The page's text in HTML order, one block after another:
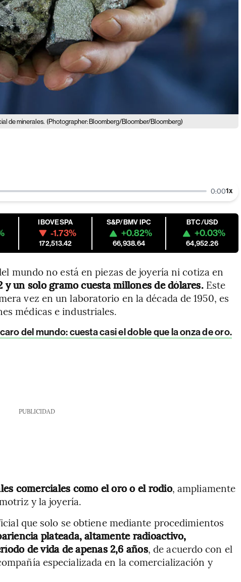
de minerales. (Photographer: Bloomberg/Bloomber/Bloomberg)
0:001x
IBOVESPA
-1.73%
172,513.42
S&P/BMV IPC
+0.82%
66,938.64
BTC/USD
+0.03%
64,952.26
mundo no está en piezas de joyería ni cotiza en
y un solo gramo cuesta millones de dólares.Este
vez en un laboratorio en la década de 1950, es
médicas e industriales.
del mundo: cuesta casi el doble que la onza de oro.
PUBLICIDAD
comerciales como el oro o el rodio, ampliamente
y la joyería.
que solo se obtiene mediante procedimientos
plateada, altamente radioactivo,
de vida de apenas 2,6 años, de acuerdo con el
especializada en la comercialización y